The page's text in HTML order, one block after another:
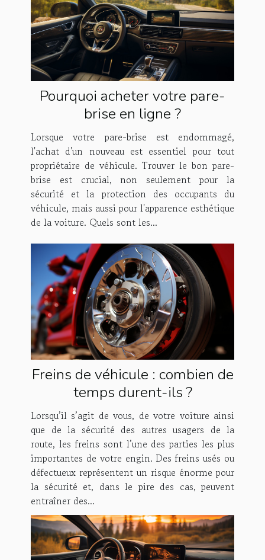
Pourquoi acheter votre pare-
brise en ligne ?
Lorsque votre pare-brise est endommagé,
l'achat d'un nouveau est essentiel pour tout
propriétaire de véhicule. Trouver le bon pare-
brise est crucial, non seulement pour la
sécurité et la protection des occupants du
véhicule, mais aussi pour l'apparence esthétique
de la voiture. Quels sont les...
Freins de véhicule : combien de
temps durent-ils ?
Lorsqu’il s’agit de vous, de votre voiture ainsi
que de la sécurité des autres usagers de la
route, les freins sont l’une des parties les plus
importantes de votre engin. Des freins usés ou
défectueux représentent un risque énorme pour
la sécurité et, dans le pire des cas, peuvent
entraîner des...